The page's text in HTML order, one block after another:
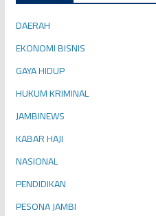
DAERAH
EKONOMI BISNIS
GAYA HIDUP
HUKUM KRIMINAL
JAMBINEWS
KABAR HAJI
NASIONAL
PENDIDIKAN
PESONA JAMBI